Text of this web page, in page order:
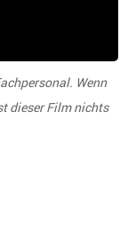
Wenn
dieser Film nichts